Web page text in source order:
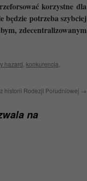
korzystne dla
będzie potrzeba szybciej
zdecentralizowanym
hazard konkurencja
historii Rodezji Południowej →
na